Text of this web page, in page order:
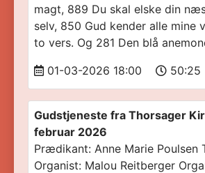
magt, 889 Du skal elske din
selv, 850 Gud kender alle mine
to vers. Og 281 Den blå
01-03-2026 18:00 50:25
Gudstjeneste fra Thorsager
februar 2026
Prædikant: Anne Marie Poulsen
Organist: Malou Reitberger